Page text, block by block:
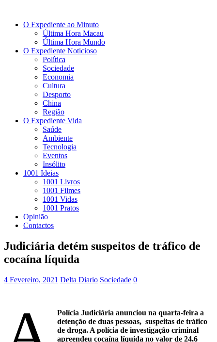
O Expediente ao Minuto
Última Hora Macau
Última Hora Mundo
O Expediente Noticioso
Política
Sociedade
Economia
Cultura
Desporto
China
Região
O Expediente Vida
Saúde
Ambiente
Tecnologia
Eventos
Insólito
1001 Ideias
1001 Livros
1001 Filmes
1001 Vidas
1001 Pratos
Opinião
Contactos
Judiciária detém suspeitos de tráfico de
cocaína líquida
4 Fevereiro, 2021 Delta Diario Sociedade 0
Polícia Judiciária anunciou na quarta-feira a
detenção de duas pessoas, suspeitas de tráfico
de droga. A polícia de investigação criminal
apreendeu cocaína líquida no valor de 24,6